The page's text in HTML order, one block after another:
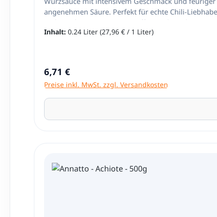
angenehmen Säure. Perfekt für echte Chili-
Farb- und Konservierungsstoffe Geschmack &
oder Suppen passt. Ein echter Klassiker in der
Inhalt: 0.24 Liter (27,96 € / 1 Liter)
Regulärer Preis:
6,71 €
Preise inkl. MwSt. zzgl. Versandkosten